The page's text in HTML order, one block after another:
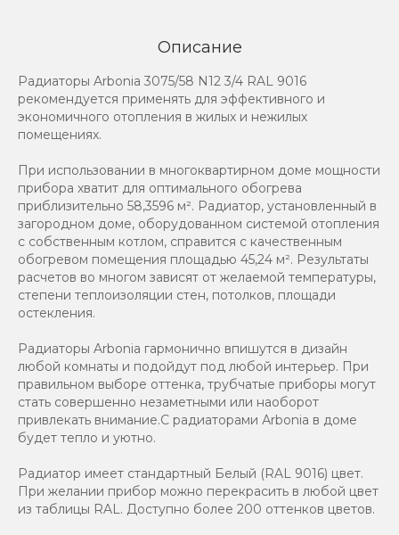
Описание
Радиаторы Arbonia 3075/58 N12 3/4 RAL 9016
рекомендуется применять для эффективного и
экономичного отопления в жилых и нежилых
помещениях.
При использовании в многоквартирном доме мощности
прибора хватит для оптимального обогрева
приблизительно 58,3596 м². Радиатор, установленный в
загородном доме, оборудованном системой отопления
с собственным котлом, справится с качественным
обогревом помещения площадью 45,24 м². Результаты
расчетов во многом зависят от желаемой температуры,
степени теплоизоляции стен, потолков, площади
остекления.
Радиаторы Arbonia гармонично впишутся в дизайн
любой комнаты и подойдут под любой интерьер. При
правильном выборе оттенка, трубчатые приборы могут
стать совершенно незаметными или наоборот
привлекать внимание.С радиаторами Аrbonia в доме
будет тепло и уютно.
Радиатор имеет стандартный Белый (RAL 9016) цвет.
При желании прибор можно перекрасить в любой цвет
из таблицы RAL. Доступно более 200 оттенков цветов.